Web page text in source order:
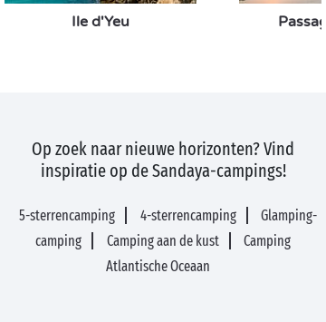
Ile d'Yeu
Op zoek naar nieuwe horizonten? Vind
inspiratie op de Sandaya-campings!
5-sterrencamping 4-sterrencamping
Glamping-
camping
Camping aan de kust
Camping
Atlantische Oceaan